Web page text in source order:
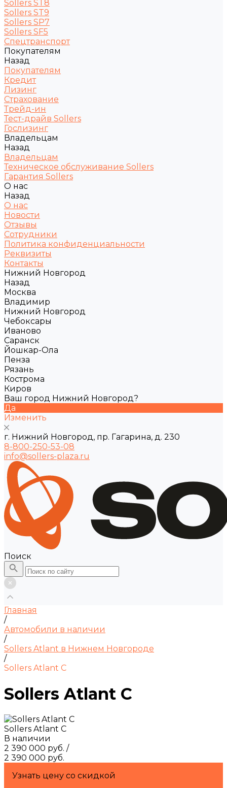
Sollers ST8
Sollers ST9
Sollers SP7
Sollers SF5
Спецтранспорт
Покупателям
Назад
Покупателям
Кредит
Лизинг
Страхование
Трейд-ин
Тест-драйв Sollers
Гослизинг
Владельцам
Назад
Владельцам
Техническое обслуживание Sollers
Гарантия Sollers
О нас
Назад
О нас
Новости
Отзывы
Сотрудники
Политика конфиденциальности
Реквизиты
Контакты
Нижний Новгород
Назад
Москва
Владимир
Нижний Новгород
Чебоксары
Иваново
Саранск
Йошкар-Ола
Пенза
Рязань
Кострома
Киров
Ваш город Нижний Новгород?
Да
Изменить
г. Нижний Новгород, пр. Гагарина, д. 230
8-800-250-53-08
info@sollers-plaza.ru
Поиск
Главная
/
Автомобили в наличии
/
Sollers Atlant в Нижнем Новгороде
/
Sollers Atlant С
Sollers Atlant С
Sollers Atlant С
В наличии
2 390 000 руб. /
2 390 000 руб.
Узнать цену со скидкой